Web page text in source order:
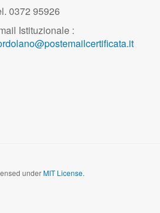
0372 95926
Istituzionale :
underMIT License.